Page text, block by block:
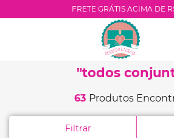
FRETE GRÁTIS ACIMA DE
todos
63 Produtos
Filtrar